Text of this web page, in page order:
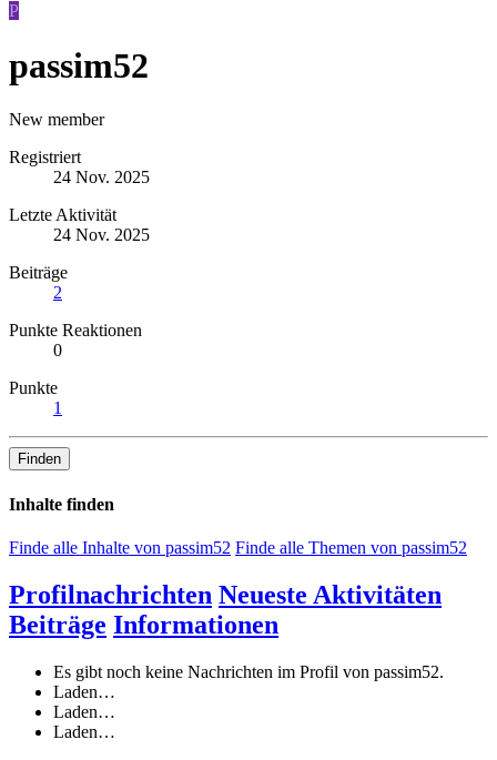
P
passim52
New member
Registriert
24 Nov. 2025
Letzte Aktivität
24 Nov. 2025
Beiträge
2
Punkte Reaktionen
0
Punkte
1
Finden
Inhalte finden
Finde alle Inhalte von passim52 Finde alle Themen von passim52
Profilnachrichten Neueste Aktivitäten
Beiträge Informationen
Es gibt noch keine Nachrichten im Profil von passim52.
Laden…
Laden…
Laden…